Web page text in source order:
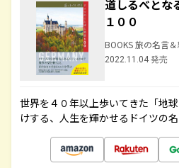
道しるべとな
１００
BOOKS 旅の名言
2022.11.04 発売
世界を４０年以上歩いてきた「地
けする、人生を輝かせるドイツの